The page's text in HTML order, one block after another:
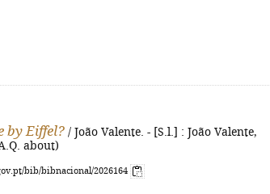
by Eiffel? / João Valente. - [S.l.] : João Valente,
about)
bib/bibnacional/2026164